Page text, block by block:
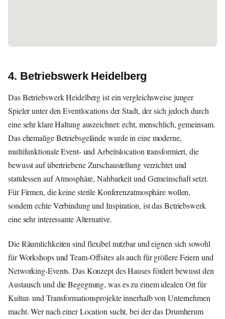
4. Betriebswerk Heidelberg
Das Betriebswerk Heidelberg ist ein vergleichsweise junger
Spieler unter den Eventlocations der Stadt, der sich jedoch durch
eine sehr klare Haltung auszeichnet: echt, menschlich, gemeinsam.
Das ehemalige Betriebsgelände wurde in eine moderne,
multifunktionale Event- und Arbeitslocation transformiert, die
bewusst auf übertriebene Zurschaustellung verzichtet und
stattdessen auf Atmosphäre, Nahbarkeit und Gemeinschaft setzt.
Für Firmen, die keine sterile Konferenzatmosphäre wollen,
sondern echte Verbindung und Inspiration, ist das Betriebswerk
eine sehr interessante Alternative.
Die Räumlichkeiten sind flexibel nutzbar und eignen sich sowohl
für Workshops und Team-Offsites als auch für größere Feiern und
Networking-Events. Das Konzept des Hauses fördert bewusst den
Austausch und die Begegnung, was es zu einem idealen Ort für
Kultur- und Transformationsprojekte innerhalb von Unternehmen
macht. Wer nach einer Location sucht, bei der das Drumherum